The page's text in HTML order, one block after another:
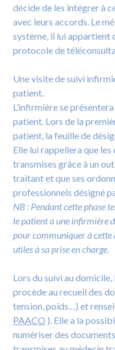
décide de les intégrer à
avec leurs accords. Le
système, il lui appartient
protocole de
Une visite de suivi
patient.
L’infirmière se
patient. Lors de la
patient, la feuille de
Elle lui rappellera que
transmises grâce à un
traitant et que ses
professionnels désigné
NB : Pendant cette phase
le patient a une infirmière
pour communiquer à
utiles à sa prise en charge.
Lors du suivi au
procède au recueil des
tension, poids…) et
PAACO ). Elle a la
numériser des